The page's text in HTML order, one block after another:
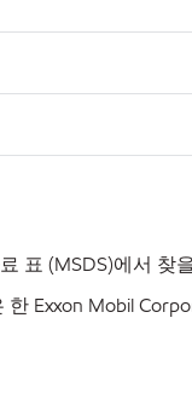
표 (MSDS)에서 찾
Exxon Mobil